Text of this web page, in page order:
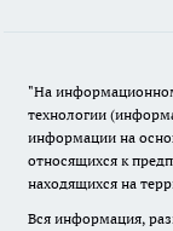
"На
технологии
информации на
относящихся к
находящихся на
Вся информация,